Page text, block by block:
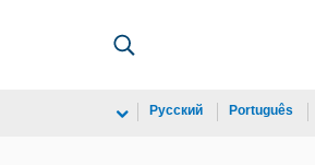
Português
Русский